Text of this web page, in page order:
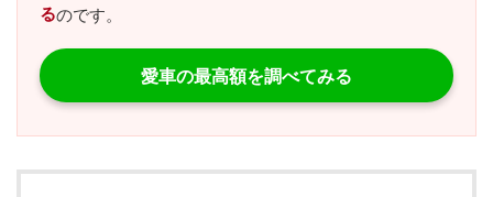
るのです。
愛車の最高額を調べてみる